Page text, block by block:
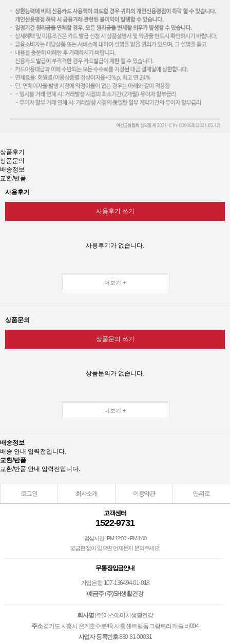
상품후기
상품문의
배송정보
교환/반품
사용후기
사용후기 쓰기
사용후기가 없습니다.
더보기 +
상품문의
상품문의 쓰기
상품문의가 없습니다.
더보기 +
배송정보
배송 안내 입력전입니다.
교환/반품
교환/반품 안내 입력전입니다.
로그인 회사소개 이용약관 맨위로
고객센터
1522-9731
점심시간 : PM 12:00 ~ PM 1:00
궁금한 점이 있으면 언제든지 문의주세요.
무통장입금안내
기업은행 107-136494-01-018
예금주 / 주)SH생활건강
회사명(주)에스에이치생활건강
주소경기도 시흥시 은계호수로49, 시흥 센트럴돔 그랑트리 캐슬 비004
사업자 등록번호880-81-00031